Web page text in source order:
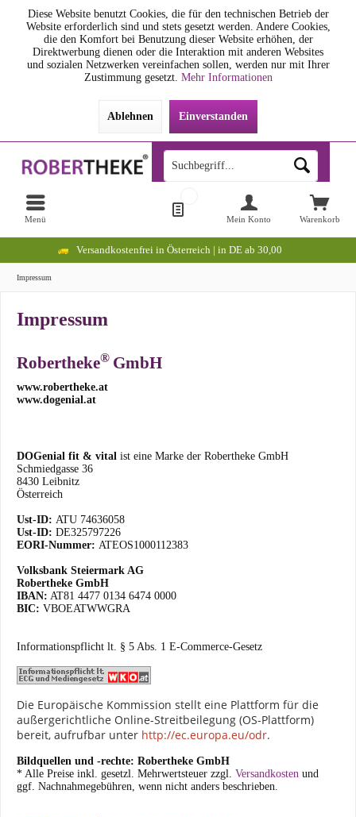
Diese Website benutzt Cookies, die für den technischen Betrieb der
Website erforderlich sind und stets gesetzt werden. Andere Cookies,
die den Komfort bei Benutzung dieser Website erhöhen, der
Direktwerbung dienen oder die Interaktion mit anderen Websites
und sozialen Netzwerken vereinfachen sollen, werden nur mit Ihrer
Zustimmung gesetzt. Mehr Informationen
Ablehnen Einverstanden
Versandkostenfrei in Österreich | in DE ab 30,00
Menü Warenkorb
Mein Konto
Impressum
Impressum
Robertheke® GmbH
www.robertheke.at
www.dogenial.at
DOGenial fit & vital ist eine Marke der Robertheke GmbH
Schmiedgasse 36
8430 Leibnitz
Österreich
Ust-ID: ATU 74636058
Ust-ID: DE325797226
EORI-Nummer: ATEOS1000112383
Volksbank Steiermark AG
Robertheke GmbH
IBAN: AT81 4477 0134 6474 0000
BIC: VBOEATWWGRA
Informationspflicht lt. § 5 Abs. 1 E-Commerce-Gesetz
Die Europäische Kommission stellt eine Plattform für die
außergerichtliche Online-Streitbeilegung (OS-Plattform)
bereit, aufrufbar unter http://ec.europa.eu/odr.
Bildquellen und -rechte: Robertheke GmbH
* Alle Preise inkl. gesetzl. Mehrwertsteuer zzgl. Versandkosten und
ggf. Nachnahmegebühren, wenn nicht anders beschrieben.